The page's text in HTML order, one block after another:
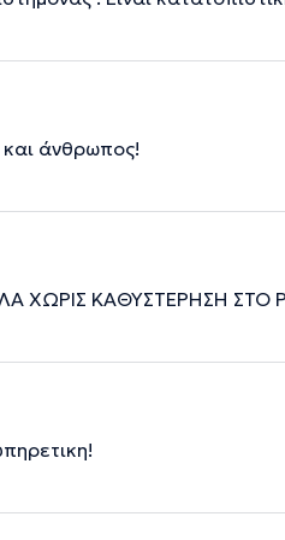
και άνθρωπος!
ΧΩΡΙΣ ΚΑΘΥΣΤΕΡΗΣΗ ΣΤΟ